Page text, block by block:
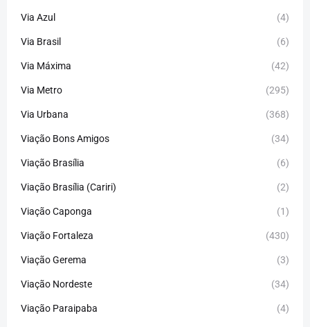
Via Azul (4)
Via Brasil (6)
Via Máxima (42)
Via Metro (295)
Via Urbana (368)
Viação Bons Amigos (34)
Viação Brasília (6)
Viação Brasília (Cariri) (2)
Viação Caponga (1)
Viação Fortaleza (430)
Viação Gerema (3)
Viação Nordeste (34)
Viação Paraipaba (4)